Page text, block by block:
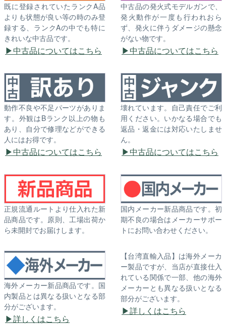
既に登録されていたランクA品
よりも状態が良い等の時のみ登
録する、ランクAの中でも特に
きれいな中古品です。
中古品についてはこちら
中古品の発火式モデルガンで、
発火動作が一度も行われおら
ず、発火に伴うダメージの懸念
がない物です。
中古品についてはこちら
動作不良や不足パーツがありま
す。外観はBランク以上の物も
あり、自分で修理などができる
人にはお得です。
中古品についてはこちら
壊れています。自己責任でご利
用ください。いかなる場合でも
返品・返金には対応いたしませ
ん。
中古品についてはこちら
正規流通ルートより仕入れた新
品商品です。原則、工場出荷か
ら未開封でお届けします。
国内メーカー新品商品です。初
期不良の場合はメーカーサポー
トにお問い合わせください。
海外メーカー新品商品です。国
内製品とは異なる扱いとなる部
分がございます。
詳しくはこちら
【台湾直輸入品】は海外メーカ
ー製品ですが、当店が直接仕入
れている関係で一部、他の海外
メーカーとも異なる扱いとなる
部分がございます。
詳しくはこちら